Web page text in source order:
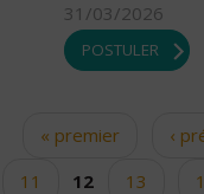
31/03/2026
POSTULER
Pages« premier ‹
11
12 13